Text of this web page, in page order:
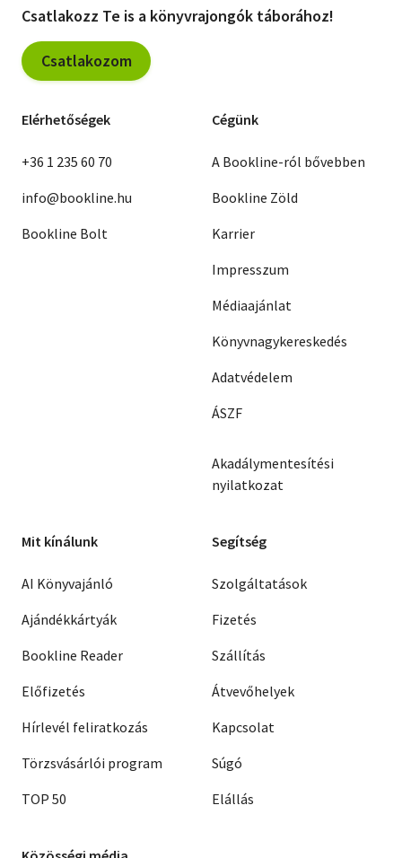
Csatlakozz Te is a könyvrajongók táborához!
Csatlakozom
Elérhetőségek
+36 1 235 60 70
info@bookline.hu
Bookline Bolt
Cégünk
A Bookline-ról bővebben
Bookline Zöld
Karrier
Impresszum
Médiaajánlat
Könyvnagykereskedés
Adatvédelem
ÁSZF
Akadálymentesítési
nyilatkozat
Mit kínálunk
AI Könyvajánló
Ajándékkártyák
Bookline Reader
Előfizetés
Hírlevél feliratkozás
Törzsvásárlói program
TOP 50
Segítség
Szolgáltatások
Fizetés
Szállítás
Átvevőhelyek
Kapcsolat
Súgó
Elállás